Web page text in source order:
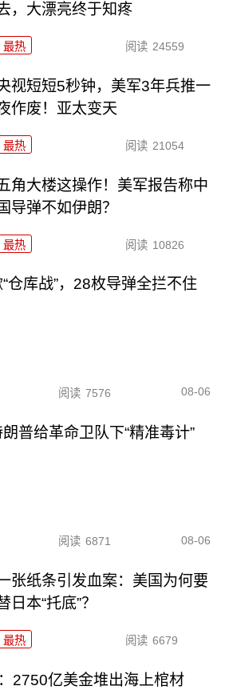
，大漂亮终于知疼
最热 阅读 24559
视短短5秒钟，美军3年兵推一
作废！亚太变天
最热 阅读 21054
角大楼这操作！美军报告称中
导弹不如伊朗？
最热 阅读 10826
仓库战”，28枚导弹全拦不住
阅读 7576 08-06
普给革命卫队下“精准毒计”
阅读 6871 08-06
张纸条引发血案：美国为何要
日本“托底”？
最热 阅读 6679
2750亿美金堆出海上棺材